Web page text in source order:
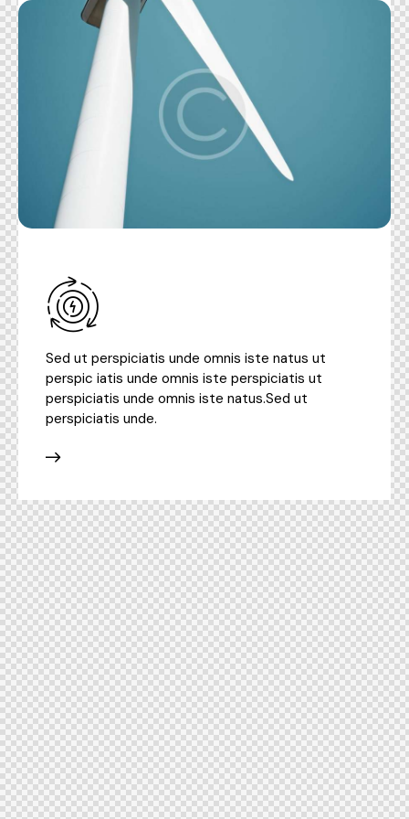
Sed ut perspiciatis unde omnis iste natus ut
perspic iatis unde omnis iste perspiciatis ut
perspiciatis unde omnis iste natus.Sed ut
perspiciatis unde.